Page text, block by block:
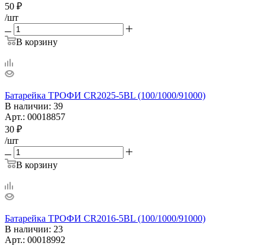
50 ₽
/шт
В корзину
Батарейка ТРОФИ CR2025-5BL (100/1000/91000)
В наличии: 39
Арт.: 00018857
30 ₽
/шт
В корзину
Батарейка ТРОФИ CR2016-5BL (100/1000/91000)
В наличии: 23
Арт.: 00018992